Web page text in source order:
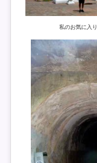
私のお気に入り